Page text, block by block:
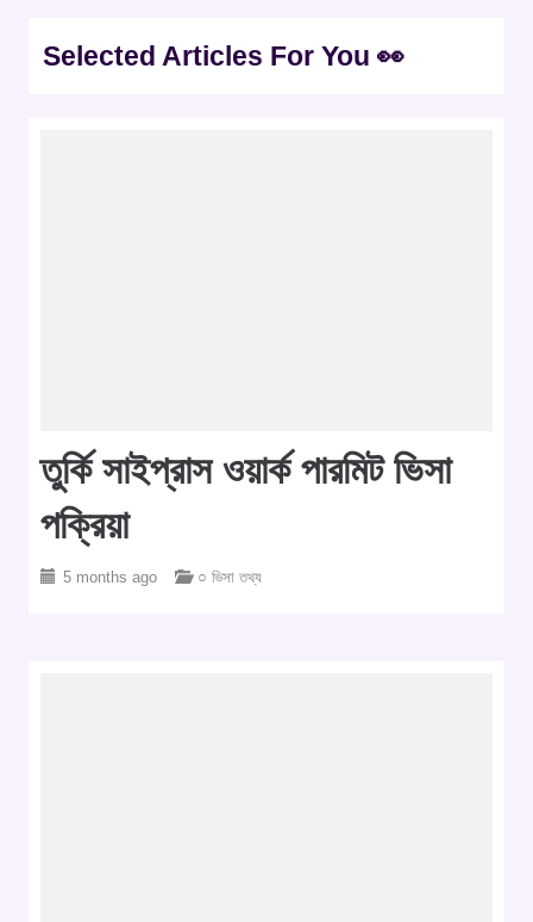
Selected Articles For You 👀
তুর্কি সাইপ্রাস ওয়ার্ক পারমিট ভিসা
পক্রিয়া
5 months ago ○ ভিসা তথ্য